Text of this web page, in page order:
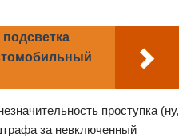
подсветка
проступка (ну,
за невключенный